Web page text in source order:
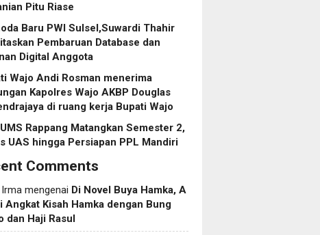
Pitu Riase
Baru PWI Sulsel,Suwardi Thahir
Pembaruan Database dan
Digital Anggota
Wajo Andi Rosman menerima
Kapolres Wajo AKBP Douglas
di ruang kerja Bupati Wajo
Rappang Matangkan Semester 2,
UAS hingga Persiapan PPL Mandiri
Comments
mengenai Di Novel Buya Hamka, A
Angkat Kisah Hamka dengan Bung
dan Haji Rasul